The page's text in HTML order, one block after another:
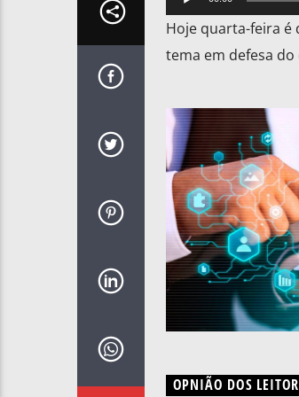
de
Hoje quarta-feira é
tema em defesa
OPNIÃO DOS